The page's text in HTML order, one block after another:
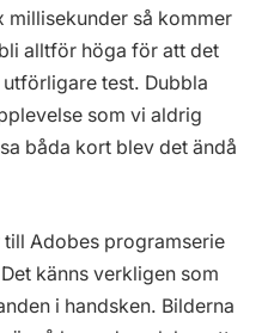
så kommer
alltför höga för att det
test. Dubbla
som vi aldrig
båda kort blev det ändå
Adobes programserie
känns verkligen som
i handsken. Bilderna